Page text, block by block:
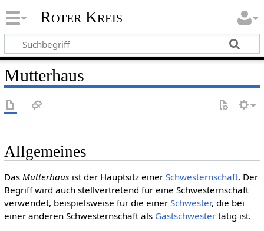
Roter Kreis
Mutterhaus
Allgemeines
Das Mutterhaus ist der Hauptsitz einer Schwesternschaft. Der
Begriff wird auch stellvertretend für eine Schwesternschaft
verwendet, beispielsweise für die einer Schwester, die bei
einer anderen Schwesternschaft als Gastschwestertätig ist.